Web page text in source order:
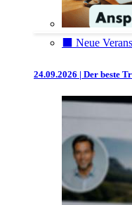
⬛️ Neue
24.09.2026 | Der beste